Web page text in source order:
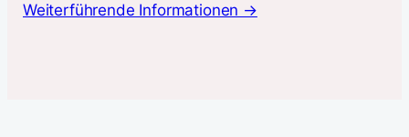
Weiterführende Informationen →